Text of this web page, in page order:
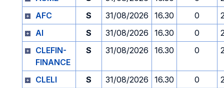
AFC
S 31/08/2026 16.30 0
AI
S 31/08/2026 16.30 0
CLEFIN-
FINANCE
S 31/08/2026 16.30 0
CLELI S 31/08/2026 16.30 0